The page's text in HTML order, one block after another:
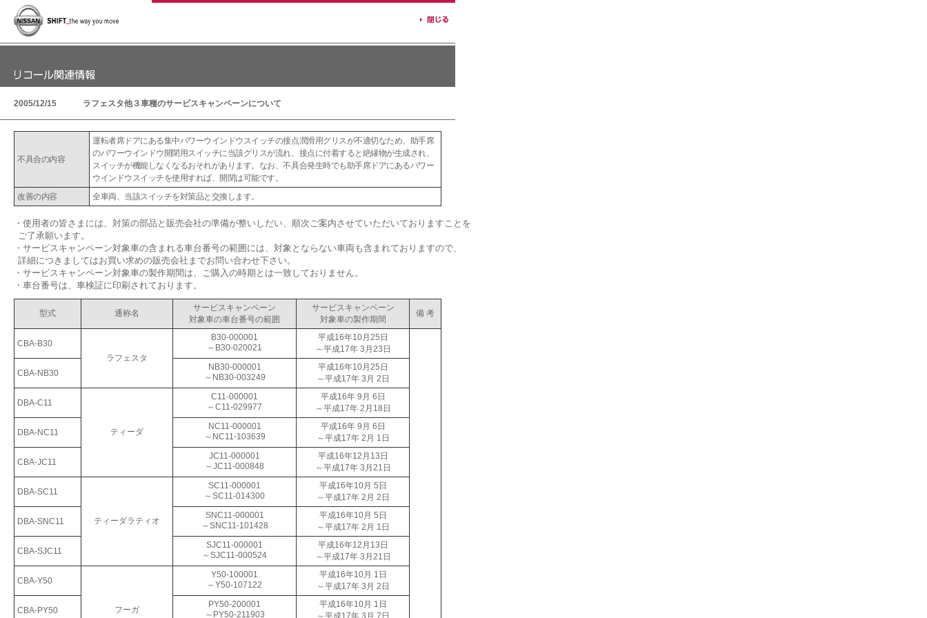
2005/12/15 ラフェスタ他３車種のサービスキャンペーンについて
不具合の内容
運転者席ドアにある集中パワーウインドウスイッチの接点潤滑用グリスが不適切なため、助手席
のパワーウインドウ開閉用スイッチに当該グリスが流れ、接点に付着すると絶縁物が生成され、
スイッチが機能しなくなるおそれがあります。なお、不具合発生時でも助手席ドアにあるパワー
ウインドウスイッチを使用すれば、開閉は可能です。
改善の内容
全車両、当該スイッチを対策品と交換します。
・使用者の皆さまには、対策の部品と販売会社の準備が整いしだい、順次ご案内させていただいておりますことを
ご了承願います。
・サービスキャンペーン対象車の含まれる車台番号の範囲には、対象とならない車両も含まれておりますので、
詳細につきましてはお買い求めの販売会社までお問い合わせ下さい。
・サービスキャンペーン対象車の製作期間は、ご購入の時期とは一致しておりません。
・車台番号は、車検証に印刷されております。
型式 通称名
サービスキャンペーン
対象車の車台番号の範囲
サービスキャンペーン
対象車の製作期間
備 考
CBA-B30
ラフェスタ
B30-000001
～B30-020021
平成16年10月25日
～平成17年 3月23日
CBA-NB30
NB30-000001
～NB30-003249
平成16年10月25日
～平成17年 3月 2日
DBA-C11
ティーダ
C11-000001
～C11-029977
平成16年 9月 6日
～平成17年 2月18日
DBA-NC11
NC11-000001
～NC11-103639
平成16年 9月 6日
～平成17年 2月 1日
CBA-JC11
JC11-000001
～JC11-000848
平成16年12月13日
～平成17年 3月21日
DBA-SC11
ティーダラティオ
SC11-000001
～SC11-014300
平成16年10月 5日
～平成17年 2月 2日
DBA-SNC11
SNC11-000001
～SNC11-101428
平成16年10月 5日
～平成17年 2月 1日
CBA-SJC11
SJC11-000001
～SJC11-000524
平成16年12月13日
～平成17年 3月21日
CBA-Y50
フーガ
Y50-100001
～Y50-107122
平成16年10月 1日
～平成17年 3月 2日
CBA-PY50
PY50-200001
～PY50-211903
平成16年10月 1日
～平成17年 3月 7日